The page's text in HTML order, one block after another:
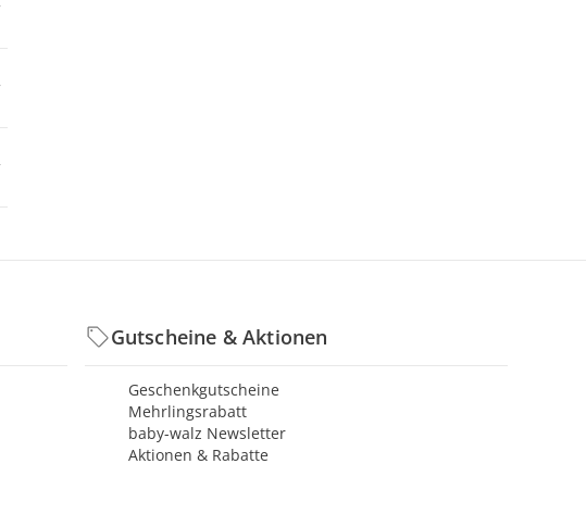
Gutscheine & Aktionen
Geschenkgutscheine
Mehrlingsrabatt
baby-walz Newsletter
Aktionen & Rabatte